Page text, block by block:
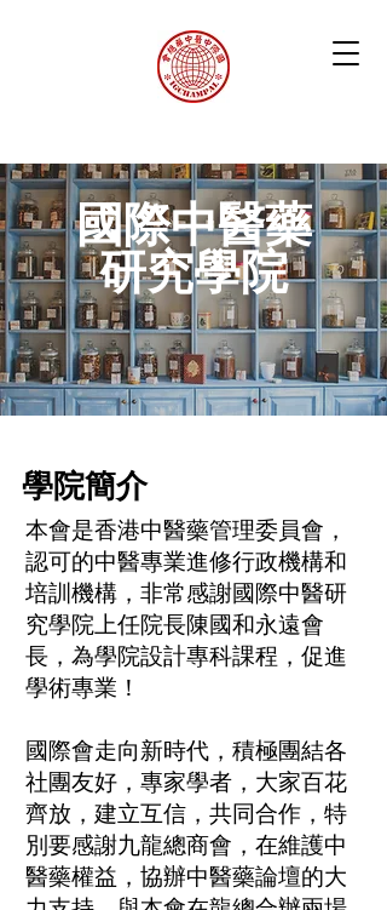
國際中醫藥
研究學院
學院簡介
本會是香港中醫藥管理委員會，
認可的中醫專業進修行政機構和
培訓機構，非常感謝國際中醫研
究學院上任院長陳國和永遠會
長，為學院設計專科課程，促進
學術專業！
國際會走向新時代，積極團結各
社團友好，專家學者，大家百花
齊放，建立互信，共同合作，特
別要感謝九龍總商會，在維護中
醫藥權益，協辦中醫藥論壇的大